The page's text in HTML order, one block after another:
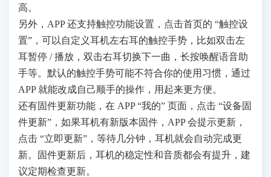
高。
另外，APP 还支持触控功能设置，点击首页的 “触控设
置”，可以自定义耳机左右耳的触控手势，比如双击左
耳暂停 / 播放，双击右耳切换下一曲，长按唤醒语音助
手等。默认的触控手势可能不符合你的使用习惯，通过
APP 就能改成自己顺手的操作，用起来更方便。
还有固件更新功能，在 APP “我的” 页面，点击 “设备固
件更新”，如果耳机有新版本固件，APP 会提示更新，
点击 “立即更新”，等待几分钟，耳机就会自动完成更
新。固件更新后，耳机的稳定性和音质都会有提升，建
议定期检查更新。